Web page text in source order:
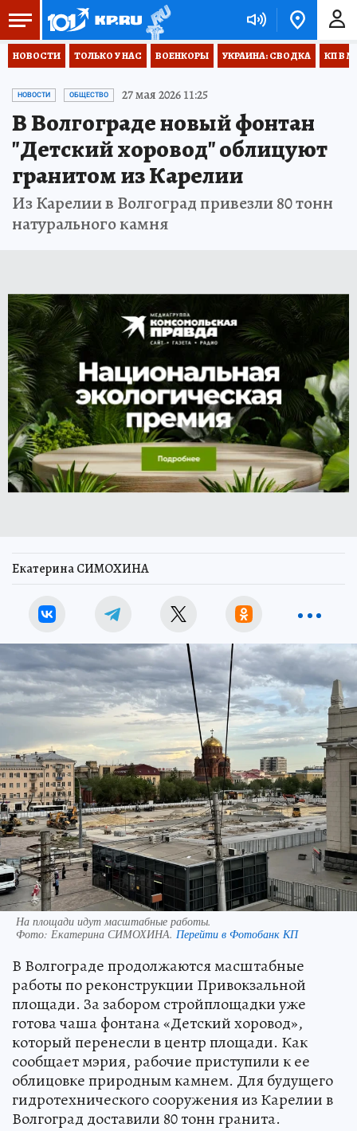
НОВОСТИ ТОЛЬКО У НАС ВОЕНКОРЫ УКРАИНА: СВОДКА КП В
НОВОСТИ ОБЩЕСТВО 27 мая 2026 11:25
В Волгограде новый фонтан
"Детский хоровод" облицуют
гранитом из Карелии
Из Карелии в Волгоград привезли 80 тонн
натурального камня
Екатерина СИМОХИНА
На площади идут масштабные работы.
Фото: Екатерина СИМОХИНА. Перейти в Фотобанк КП
В Волгограде продолжаются масштабные
работы по реконструкции Привокзальной
площади. За забором стройплощадки уже
готова чаша фонтана «Детский хоровод»,
который перенесли в центр площади. Как
сообщает мэрия, рабочие приступили к ее
облицовке природным камнем. Для будущего
гидротехнического сооружения из Карелии в
Волгоград доставили 80 тонн гранита.